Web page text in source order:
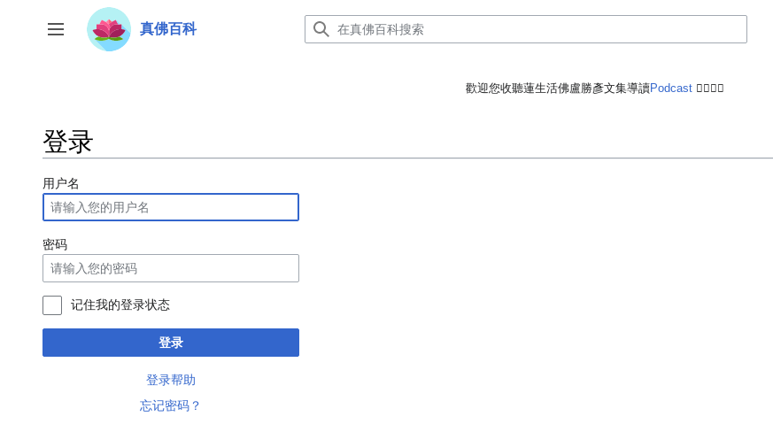
转
开关侧边栏
真佛百科
歡迎您收聽蓮生活佛盧勝彥文集導讀Podcast 🙋‍♂️🙋‍♀️
登录
用户名
密码
记住我的登录状态
登录
登录帮助
忘记密码？